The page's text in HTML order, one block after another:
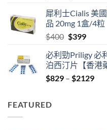
was:
$600.
is:
$480.
犀利士Cialis 美
品 20mg 1盒/4粒
$400 Original
was:
$400.
$399
is:
$399.
必利勁Priligy 必
泊西汀片【香港
$829 – $2129Price
FEATURED